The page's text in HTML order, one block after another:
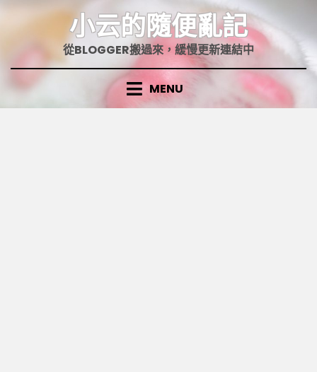
小云的隨便亂記
從BLOGGER搬過來，緩慢更新連結中
MENU